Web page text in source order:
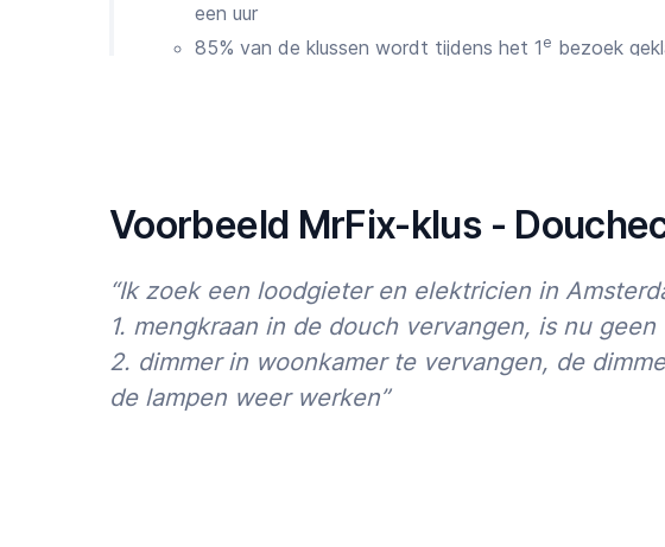
een uur
85% van de klussen wordt tijdens het 1e bezoek
En zijn Cliënten trouw aan MrFix?
50.000 tevreden Cliënten in heel Nederland
75%+ van de Cliënten plaatst binnen 12 maanden weer
90%+ van de recensies zijn 4,5 of 5 sterren
We werken hard om te blijven verbeteren. Dus wil je je klus
Voorbeeld MrFix-klus -
“Ik zoek een loodgieter en elektricien in
1. mengkraan in de douch vervangen, is nu geen
2. dimmer in woonkamer te vervangen, de
de lampen weer werken”